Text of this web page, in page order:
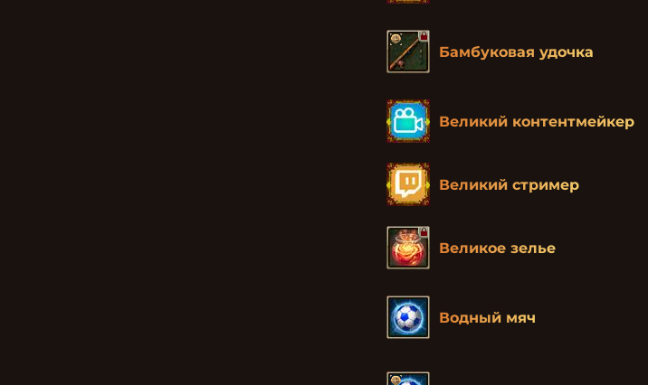
Бамбуковая удочка
Великий контентмейкер
Великий стример
Великое зелье
Водный мяч